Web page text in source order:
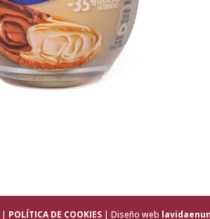
| POLÍTICA DE COOKIES | Diseño web